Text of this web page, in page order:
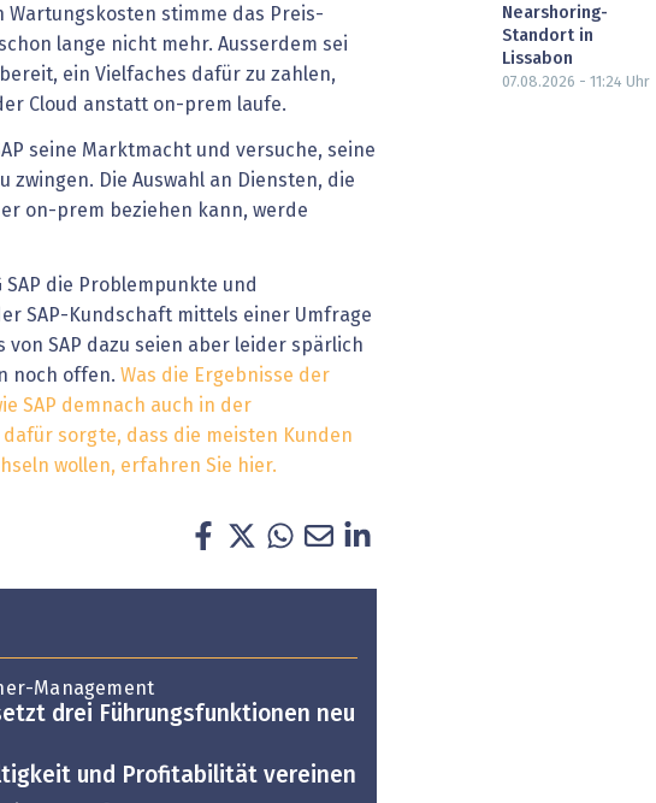
Wartungskosten stimme das Preis-
lange nicht mehr. Ausserdem sei
ein Vielfaches dafür zu zahlen,
Cloud anstatt on-prem laufe.
seine Marktmacht und versuche, seine
zwingen. Die Auswahl an Diensten, die
on-prem beziehen kann, werde
SAP die Problempunkte und
SAP-Kundschaft mittels einer Umfrage
von SAP dazu seien aber leider spärlich
noch offen. Was die Ergebnisse der
SAP demnach auch in der
sorgte, dass die meisten Kunden
wollen, erfahren Sie hier.
Management
drei Führungsfunktionen neu
und Profitabilität vereinen
Nearshoring-
Standort in
Lissabon
07.08.2026 - 11:24 Uhr